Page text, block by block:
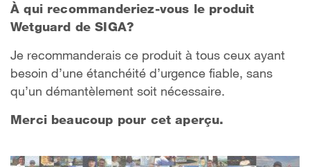
À qui recommanderiez-vous le produit
Wetguard de SIGA?
Je recommanderais ce produit à tous ceux ayant
besoin d’une étanchéité d’urgence fiable, sans
qu’un démantèlement soit nécessaire.
Merci beaucoup pour cet aperçu.